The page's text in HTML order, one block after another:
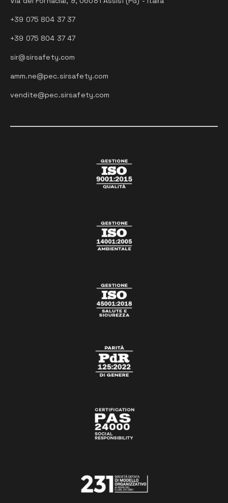
+39 075 804 37 37
+39 075 804 37 47
sir@sirsafety.com
amm.ne@pec.sirsafety.com
vendite@pec.sirsafety.com